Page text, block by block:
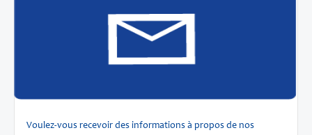
Voulez-vous recevoir des informations à propos de nos